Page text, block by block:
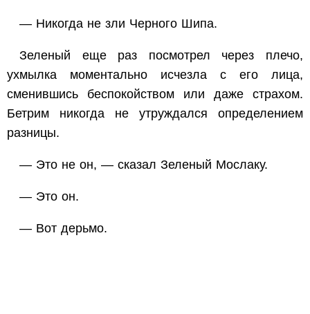
— Никогда не зли Черного Шипа.
Зеленый еще раз посмотрел через плечо,
ухмылка моментально исчезла с его лица,
сменившись беспокойством или даже страхом.
Бетрим никогда не утруждался определением
разницы.
— Это не он, — сказал Зеленый Мослаку.
— Это он.
— Вот дерьмо.